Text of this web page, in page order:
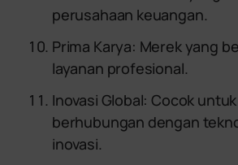
perusahaan keuangan.
Prima Karya: Merek yang
layanan profesional.
Inovasi Global: Cocok
berhubungan dengan
inovasi.